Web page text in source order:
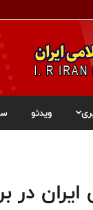
ویدئو
در